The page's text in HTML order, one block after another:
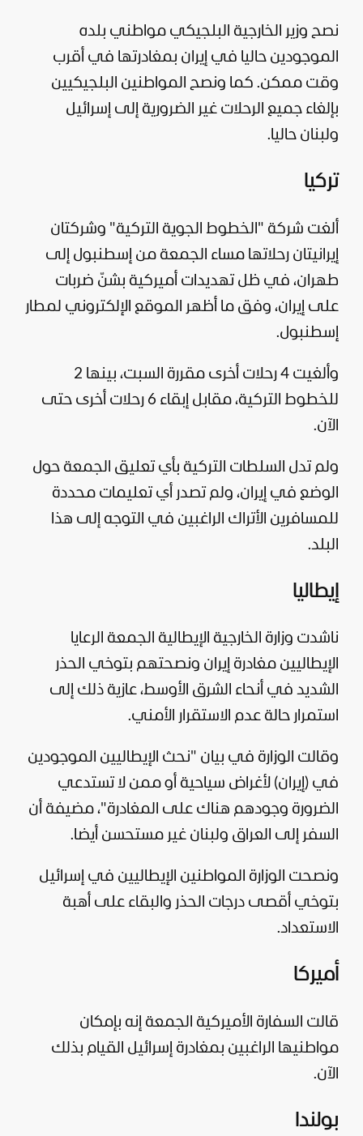
نصح وزير الخارجية البلجيكي مواطني بلده
الموجودين حاليا في إيران بمغادرتها في أقرب
وقت ممكن. كما ونصح المواطنين البلجيكيين
بإلغاء جميع الرحلات غير الضرورية إلى إسرائيل
ولبنان حاليا.
تركيا
ألغت شركة "الخطوط الجوية التركية" وشركتان
إيرانيتان رحلاتها مساء الجمعة من إسطنبول إلى
طهران، في ظل تهديدات أميركية بشنّ ضربات
على إيران، وفق ما أظهر الموقع الإلكتروني لمطار
إسطنبول.
وألغيت 4 رحلات أخرى مقررة السبت، بينها 2
للخطوط التركية، مقابل إبقاء 6 رحلات أخرى حتى
الآن.
ولم تدل السلطات التركية بأي تعليق الجمعة حول
الوضع في إيران، ولم تصدر أي تعليمات محددة
للمسافرين الأتراك الراغبين في التوجه إلى هذا
البلد.
إيطاليا
ناشدت وزارة الخارجية الإيطالية الجمعة الرعايا
الإيطاليين مغادرة إيران ونصحتهم بتوخي الحذر
الشديد في أنحاء الشرق الأوسط، عازية ذلك إلى
استمرار حالة عدم الاستقرار الأمني.
وقالت الوزارة في بيان "نحث الإيطاليين الموجودين
في (إيران) لأغراض سياحية أو ممن لا تستدعي
الضرورة وجودهم هناك على المغادرة"، مضيفة أن
السفر إلى العراق ولبنان غير مستحسن أيضا.
ونصحت الوزارة المواطنين الإيطاليين في إسرائيل
بتوخي أقصى درجات الحذر والبقاء على أهبة
الاستعداد.
أميركا
قالت السفارة الأميركية الجمعة إنه بإمكان
مواطنيها الراغبين بمغادرة إسرائيل القيام بذلك
الآن.
بولندا